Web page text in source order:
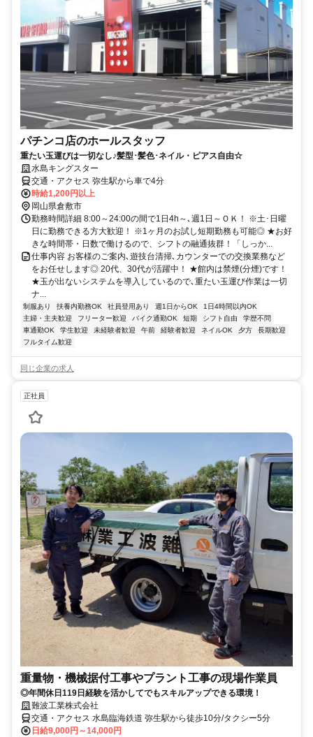
パチンコ店のホールスタッフ
重たい玉運びは一切なし♪髪型･髪色･ネイル・ピアス自由☆
水島キングスター
交通・アクセス 弥生駅から車で4分
時給1,200円以上
岡山県倉敷市
勤務時間詳細 8:00～24:00の間で1日4h～､週1日～ＯＫ！ ※土･日曜
日に勤務できる方大歓迎！ ※1ヶ月のお試し短期勤務も可能◎ ★お好
きな時間帯・日数で働けるので、シフトの融通抜群！「しっか...
仕事内容 お客様のご案内､遊技台清掃､カウンターでの交換業務など
をお任せします◎ 20代、30代が活躍中！ ★館内は禁煙(分煙)です！
★玉が出ないシステムを導入しているので､重たい玉運び作業は一切
ナ...
制服あり 扶養内勤務OK 社員登用あり 週1日からOK
1日4時間以内OK
主婦・主夫歓迎
フリーター歓迎 バイク通勤OK 短期 シフト自由
学歴不問
車通勤OK
学生歓迎 未経験者歓迎 午前 経験者歓迎 ネイルOK 夕方
長期歓迎
フルタイム歓迎
同じ企業の求人
正社員
重量物・機械据付工事やプラント工事の現場作業員
◎年間休日119日経験を活かしてでもスキルアップできる環境！
難波工業株式会社
交通・アクセス 水島臨海鉄道 弥生駅から徒歩10分/タクシー5分
日給9,000円～14,000円